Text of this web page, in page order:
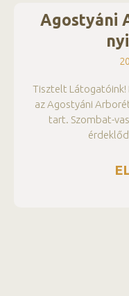
Agostyáni
Tisztelt Látogatóink!
az Agostyáni
tart. Szombat-